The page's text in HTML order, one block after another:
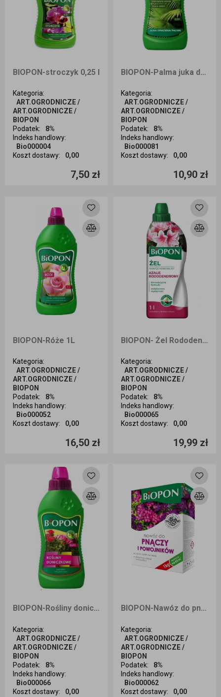
BIOPON-stroczyk 0,25 l
Kategoria:
ART.OGRODNICZE /
ART.OGRODNICZE /
BIOPON
Podatek:
8%
Indeks handlowy:
Bio000004
Koszt dostawy: 0,00
7,50 zł
Ilość sztuk
BIOPON-Palma juka dracena 0,5l
Kategoria:
ART.OGRODNICZE /
ART.OGRODNICZE /
BIOPON
Podatek:
8%
Indeks handlowy:
Bio000081
Koszt dostawy: 0,00
10,90 zł
Ilość sztuk
BIOPON-Róże 1L
Kategoria:
ART.OGRODNICZE /
ART.OGRODNICZE /
BIOPON
Podatek:
8%
Indeks handlowy:
Bio000052
Koszt dostawy: 0,00
16,50 zł
Ilość sztuk
BIOPON- Żel Rododendron i azalia 1L
Kategoria:
ART.OGRODNICZE /
ART.OGRODNICZE /
BIOPON
Podatek:
8%
Indeks handlowy:
Bio000065
Koszt dostawy: 0,00
19,99 zł
Ilość sztuk
BIOPON-Rośliny doniczkowe 0,5 l
Kategoria:
ART.OGRODNICZE /
ART.OGRODNICZE /
BIOPON
Podatek:
8%
Indeks handlowy:
Bio000066
Koszt dostawy: 0,00
Ilość sztuk
BIOPON-Nawóz do pnączy i powojników 1 kg
Kategoria:
ART.OGRODNICZE /
ART.OGRODNICZE /
BIOPON
Podatek:
8%
Indeks handlowy:
Bio000062
Koszt dostawy: 0,00
Ilość sztuk